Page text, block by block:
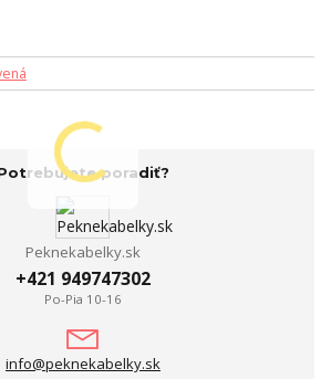
poradiť?
Peknekabelky.sk
+421 949747302
Po-Pia 10-16
info@peknekabelky.sk